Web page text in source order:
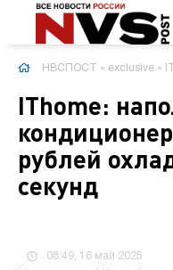
НВСПОСТ » exclusive »
IThome:
рублей
секунд
08:49, 16 май 2025